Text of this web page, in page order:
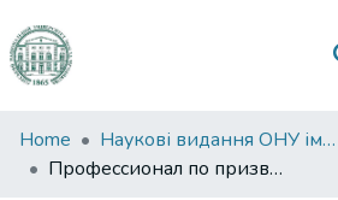
Communities
&
Home Наукові видання ОНУ імені І. І. Мечникова
Профессионал по призванию